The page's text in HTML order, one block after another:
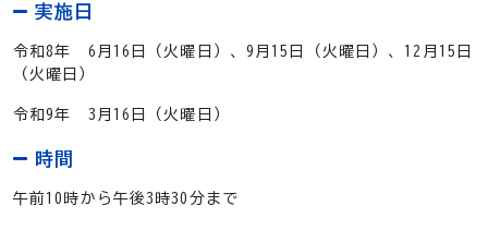
実施日
令和8年 6月16日（火曜日）、9 月15日（火曜日）、12 月15日
（火曜日）
令和9年 3月16日（火曜日）
時間
午前10時から午後3時30分まで